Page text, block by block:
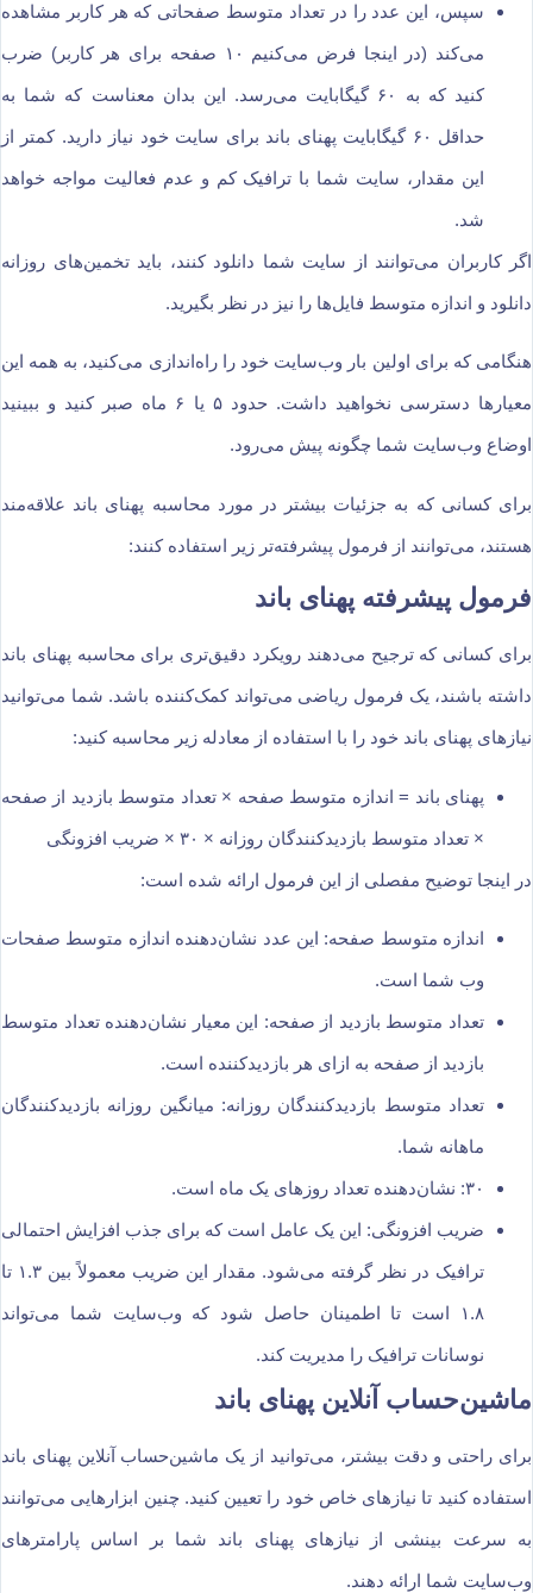
سپس، این عدد را در تعداد متوسط صفحاتی که هر کاربر مشاهده
می‌کند (در اینجا فرض می‌کنیم ۱۰ صفحه برای هر کاربر) ضرب
کنید که به ۶۰ گیگابایت می‌رسد. این بدان معناست که شما به
حداقل ۶۰ گیگابایت پهنای باند برای سایت خود نیاز دارید. کمتر از
این مقدار، سایت شما با ترافیک کم و عدم فعالیت مواجه خواهد
شد.
اگر کاربران می‌توانند از سایت شما دانلود کنند، باید تخمین‌های روزانه
دانلود و اندازه متوسط فایل‌ها را نیز در نظر بگیرید.
هنگامی که برای اولین بار وب‌سایت خود را راه‌اندازی می‌کنید، به همه این
معیارها دسترسی نخواهید داشت. حدود ۵ یا ۶ ماه صبر کنید و ببینید
اوضاع وب‌سایت شما چگونه پیش می‌رود.
برای کسانی که به جزئیات بیشتر در مورد محاسبه پهنای باند علاقه‌مند
هستند، می‌توانند از فرمول پیشرفته‌تر زیر استفاده کنند:
فرمول پیشرفته پهنای باند
برای کسانی که ترجیح می‌دهند رویکرد دقیق‌تری برای محاسبه پهنای باند
داشته باشند، یک فرمول ریاضی می‌تواند کمک‌کننده باشد. شما می‌توانید
نیازهای پهنای باند خود را با استفاده از معادله زیر محاسبه کنید:
پهنای باند = اندازه متوسط صفحه × تعداد متوسط بازدید از صفحه
× تعداد متوسط بازدیدکنندگان روزانه × ۳۰ × ضریب افزونگی
در اینجا توضیح مفصلی از این فرمول ارائه شده است:
اندازه متوسط صفحه: این عدد نشان‌دهنده اندازه متوسط صفحات
وب شما است.
تعداد متوسط بازدید از صفحه: این معیار نشان‌دهنده تعداد متوسط
بازدید از صفحه به ازای هر بازدیدکننده است.
تعداد متوسط بازدیدکنندگان روزانه: میانگین روزانه بازدیدکنندگان
ماهانه شما.
۳۰: نشان‌دهنده تعداد روزهای یک ماه است.
ضریب افزونگی: این یک عامل است که برای جذب افزایش احتمالی
ترافیک در نظر گرفته می‌شود. مقدار این ضریب معمولاً بین ۱.۳ تا
۱.۸ است تا اطمینان حاصل شود که وب‌سایت شما می‌تواند
نوسانات ترافیک را مدیریت کند.
ماشین‌حساب آنلاین پهنای باند
برای راحتی و دقت بیشتر، می‌توانید از یک ماشین‌حساب آنلاین پهنای باند
استفاده کنید تا نیازهای خاص خود را تعیین کنید. چنین ابزارهایی می‌توانند
به سرعت بینشی از نیازهای پهنای باند شما بر اساس پارامترهای
وب‌سایت شما ارائه دهند.